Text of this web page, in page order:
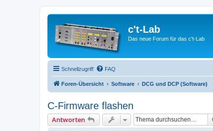
c't-Lab
Das neue Forum für das c't-Lab
Schnellzugriff FAQ
Foren-Übersicht Software DCG und DCP (Software)
C-Firmware flashen
Antworten